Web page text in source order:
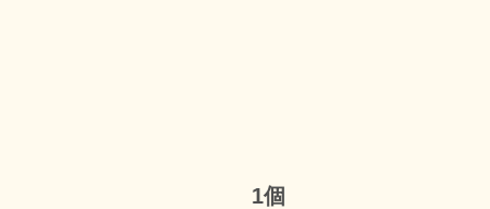
1個